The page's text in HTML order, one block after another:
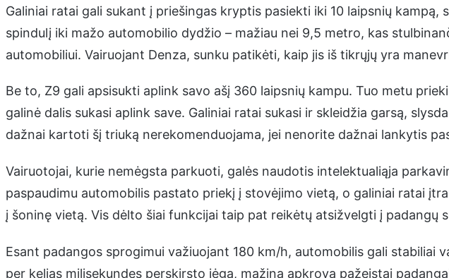
Galiniai ratai gali sukant į priešingas kryptis pasiekti iki 10 laipsnių kampą,
spindulį iki mažo automobilio dydžio – mažiau nei 9,5 metro, kas
automobiliui. Vairuojant Denza, sunku patikėti, kaip jis iš tikrųjų yra
Be to, Z9 gali apsisukti aplink savo ašį 360 laipsnių kampu. Tuo metu
galinė dalis sukasi aplink save. Galiniai ratai sukasi ir skleidžia garsą,
dažnai kartoti šį triuką nerekomenduojama, jei nenorite dažnai lankytis
Vairuotojai, kurie nemėgsta parkuoti, galės naudotis intelektualiąja
paspaudimu automobilis pastato priekį į stovėjimo vietą, o galiniai ratai
į šoninę vietą. Vis dėlto šiai funkcijai taip pat reikėtų atsižvelgti į padangų
Esant padangos sprogimui važiuojant 180 km/h, automobilis gali stabiliai
per kelias milisekundes perskirsto jėgą, mažina apkrovą pažeistai